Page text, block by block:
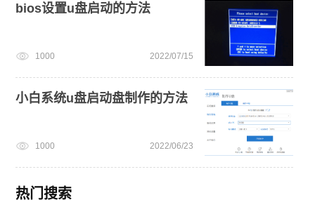
bios设置u盘启动的方法
1000 2022/07/15
小白系统u盘启动盘制作的方法
1000 2022/06/23
热门搜索